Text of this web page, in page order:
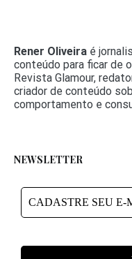
Rener Oliveira é
conteúdo para ficar de
Revista Glamour,
criador de conteúdo
comportamento e
NEWSLETTER
CADASTRE
SEU
*